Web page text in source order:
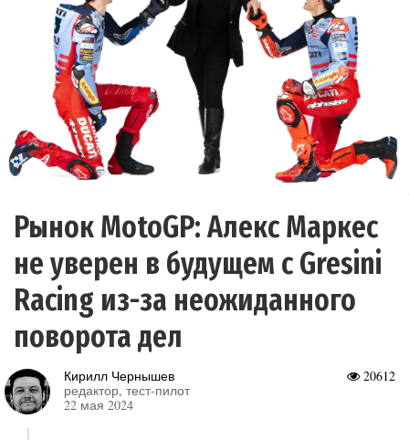
Рынок MotoGP: Алекс Маркес
не уверен в будущем с Gresini
Racing из-за неожиданного
поворота дел
20612
Кирилл Чернышев
редактор, тест-пилот
22 мая 2024